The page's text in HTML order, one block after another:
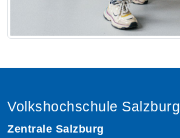
Volkshochschule Salzburg
Zentrale Salzburg